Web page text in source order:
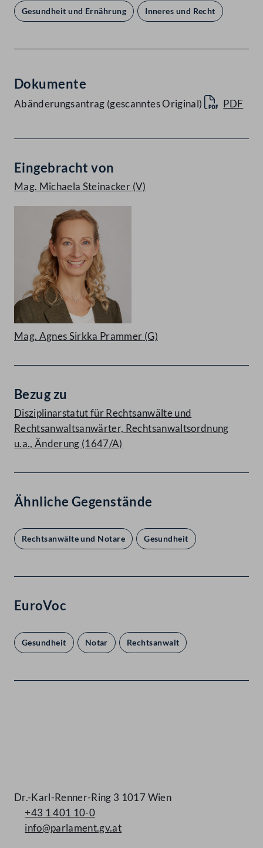
Gesundheit und Ernährung Inneres und Recht
Dokumente
Abänderungsantrag (gescanntes Original) PDF
Eingebracht von
Mag. Michaela Steinacker (V)
Mag. Agnes Sirkka Prammer (G)
Bezug zu
Disziplinarstatut für Rechtsanwälte und
Rechtsanwaltsanwärter, Rechtsanwaltsordnung
u.a., Änderung (1647/A)
Ähnliche Gegenstände
Rechtsanwälte und Notare Gesundheit
EuroVoc
Gesundheit Notar Rechtsanwalt
Dr.-Karl-Renner-Ring 3 1017 Wien
+43 1 401 10-0
info@parlament.gv.at